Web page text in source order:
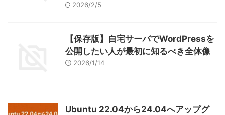
2026/2/5
【保存版】自宅サーバでWordPressを
公開したい人が最初に知るべき全体像
2026/1/14
Ubuntu 22.04から24.04へアップグ